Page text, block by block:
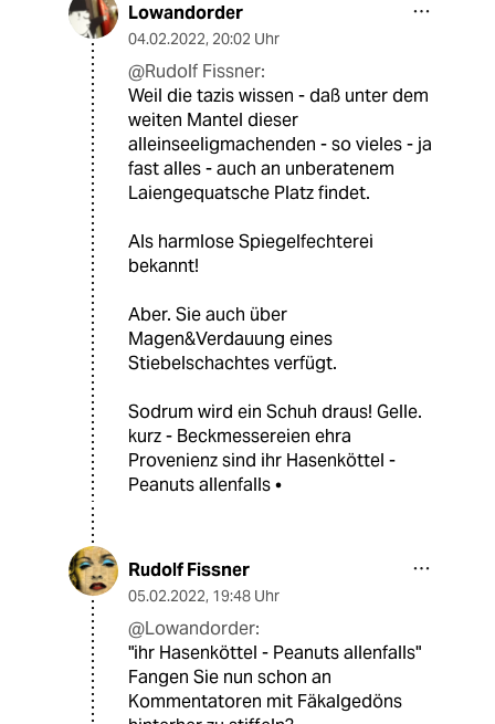
Lowandorder
04.02.2022, 20:02 Uhr
@Rudolf Fissner:
Weil die tazis wissen - daß unter dem
weiten Mantel dieser
alleinseeligmachenden - so vieles - ja
fast alles - auch an unberatenem
Laiengequatsche Platz findet.
Als harmlose Spiegelfechterei
bekannt!
Aber. Sie auch über
Magen&Verdauung eines
Stiebelschachtes verfügt.
Sodrum wird ein Schuh draus! Gelle.
kurz - Beckmessereien ehra
Provenienz sind ihr Hasenköttel -
Peanuts allenfalls •
Rudolf Fissner
05.02.2022, 19:48 Uhr
@Lowandorder:
"ihr Hasenköttel - Peanuts allenfalls"
Fangen Sie nun schon an
Kommentatoren mit Fäkalgedöns